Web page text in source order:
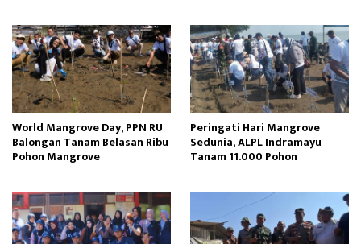
World Mangrove Day, PPN RU
Balongan Tanam Belasan Ribu
Pohon Mangrove
Peringati Hari Mangrove
Sedunia, ALPL Indramayu
Tanam 11.000 Pohon